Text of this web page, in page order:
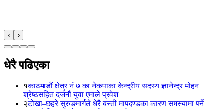
‹ ›
धेरै पढिएका
१काठमाडौं क्षेत्र नं ७ का नेकपाका केन्द्रीय सदस्य ज्ञानेन्द्र मोहन
श्रेष्ठसहित दर्जनौं युवा एमाले प्रवेश
२टोखा–छहरे सुरुङमार्गले धेरै बस्ती मापदण्डका कारण समस्यामा पर्ने